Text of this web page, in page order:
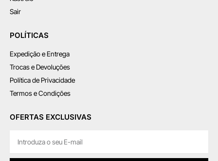
Sair
POLÍTICAS
Expedição e Entrega
Trocas e Devoluções
Política de Privacidade
Termos e Condições
OFERTAS EXCLUSIVAS